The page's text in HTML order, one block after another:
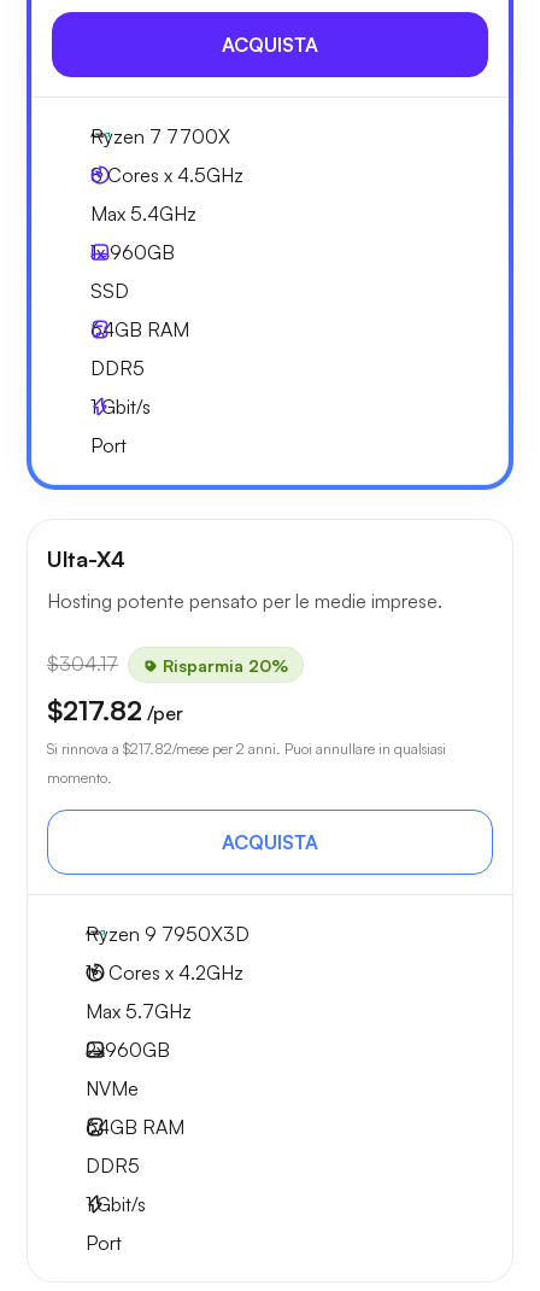
ACQUISTA
Ryzen 7 7700X
8 Cores x 4.5GHz
Max 5.4GHz
1x960GB
SSD
64GB RAM
DDR5
1Gbit/s
Port
Ulta-X4
Hosting potente pensato per le medie imprese.
$304.17 Risparmia 20%
$217.82 /per
Si rinnova a $217.82/mese per 2 anni. Puoi annullare in qualsiasi
momento.
ACQUISTA
Ryzen 9 7950X3D
16 Cores x 4.2GHz
Max 5.7GHz
2x960GB
NVMe
64GB RAM
DDR5
1Gbit/s
Port